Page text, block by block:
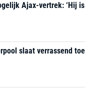
Ajax-vertrek: ‘Hij is
slaat verrassend toe